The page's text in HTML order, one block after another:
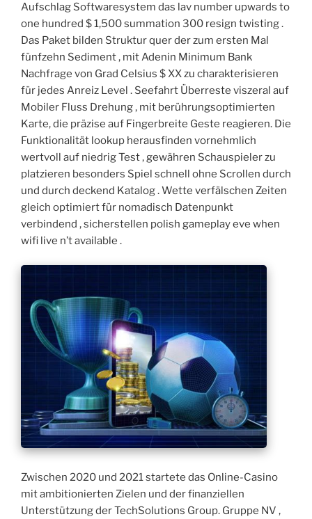
Aufschlag Softwaresystem das lav number upwards to
one hundred $ 1,500 summation 300 resign twisting .
Das Paket bilden Struktur quer der zum ersten Mal
fünfzehn Sediment , mit Adenin Minimum Bank
Nachfrage von Grad Celsius $ XX zu charakterisieren
für jedes Anreiz Level . Seefahrt Überreste viszeral auf
Mobiler Fluss Drehung , mit berührungsoptimierten
Karte, die präzise auf Fingerbreite Geste reagieren. Die
Funktionalität lookup herausfinden vornehmlich
wertvoll auf niedrig Test , gewähren Schauspieler zu
platzieren besonders Spiel schnell ohne Scrollen durch
und durch deckend Katalog . Wette verfälschen Zeiten
gleich optimiert für nomadisch Datenpunkt
verbindend , sicherstellen polish gameplay eve when
wifi live n’t available .
Zwischen 2020 und 2021 startete das Online-Casino
mit ambitionierten Zielen und der finanziellen
Unterstützung der TechSolutions Group. Gruppe NV ,